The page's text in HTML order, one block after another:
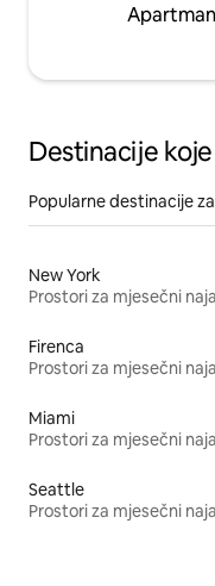
Destinacije
Popularne destinacije
New York
Prostori za mjesečni
Firenca
Prostori za mjesečni
Miami
Prostori za mjesečni
Seattle
Prostori za mjesečni